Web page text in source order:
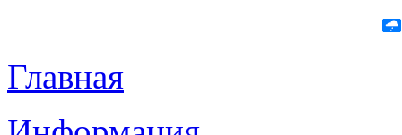
Главная